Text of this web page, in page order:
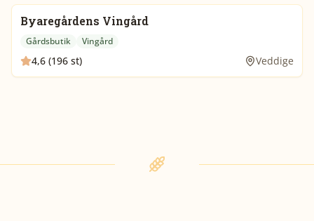
Byaregårdens Vingård
Gårdsbutik Vingård
4,6 (196 st) Veddige